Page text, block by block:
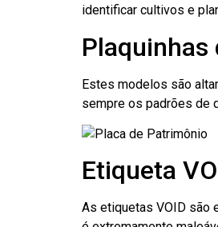
identificar cultivos e
Estes modelos são
sempre os padrões de
Etiqueta
As etiquetas VOID são